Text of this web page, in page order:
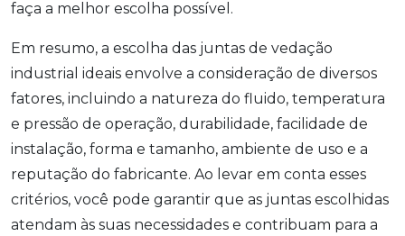
faça a melhor escolha possível.
Em resumo, a escolha das juntas de vedação
industrial ideais envolve a consideração de diversos
fatores, incluindo a natureza do fluido, temperatura
e pressão de operação, durabilidade, facilidade de
instalação, forma e tamanho, ambiente de uso e a
reputação do fabricante. Ao levar em conta esses
critérios, você pode garantir que as juntas escolhidas
atendam às suas necessidades e contribuam para a